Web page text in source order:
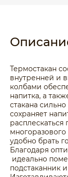
Термостакан
внутренней и
колбами
напитка, а
стакана
сохраняет
расплескаться
удобно брать
Благодаря
идеально
подстаканник